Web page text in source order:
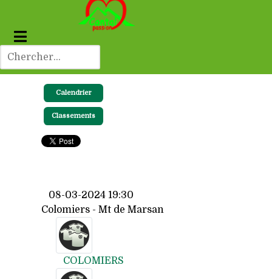
Calendrier
Classements
08-03-2024 19:30
Colomiers - Mt de Marsan
COLOMIERS